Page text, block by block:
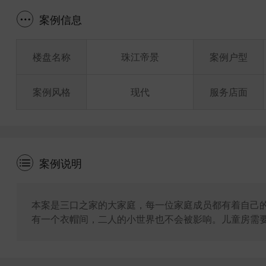
案例信息
楼盘名称
案例风格
珠江帝景
现代
案例户型
服务店面
案例说明
本案是三口之家的大家庭，每一位家庭成员都有着自
有一个衣帽间，二人的小世界也不会被影响。儿童房